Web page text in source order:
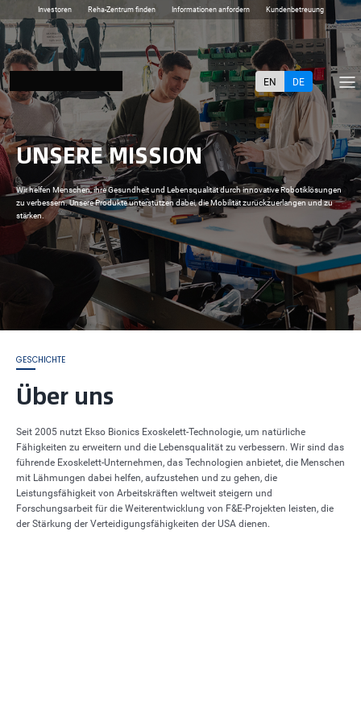
Investoren Reha-Zentrum finden Informationen anfordern Kundenbetreuung
EN DE
UNSERE MISSION
Wir helfen Menschen, ihre Gesundheit und Lebensqualität durch innovative Robotiklösungen
zu verbessern. Unsere Produkte unterstützen dabei, die Mobilität zurückzuerlangen und zu
stärken.
GESCHICHTE
Über uns
Seit 2005 nutzt Ekso Bionics Exoskelett-Technologie, um natürliche
Fähigkeiten zu erweitern und die Lebensqualität zu verbessern. Wir sind das
führende Exoskelett-Unternehmen, das Technologien anbietet, die Menschen
mit Lähmungen dabei helfen, aufzustehen und zu gehen, die
Leistungsfähigkeit von Arbeitskräften weltweit steigern und
Forschungsarbeit für die Weiterentwicklung von F&E-Projekten leisten, die
der Stärkung der Verteidigungsfähigkeiten der USA dienen.